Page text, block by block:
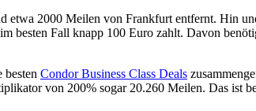
etwa 2000 Meilen von Frankfurt entfernt. Hin
im besten Fall knapp 100 Euro zahlt. Davon
Condor Business Class Deals
von 200% sogar 20.260 Meilen. Das ist